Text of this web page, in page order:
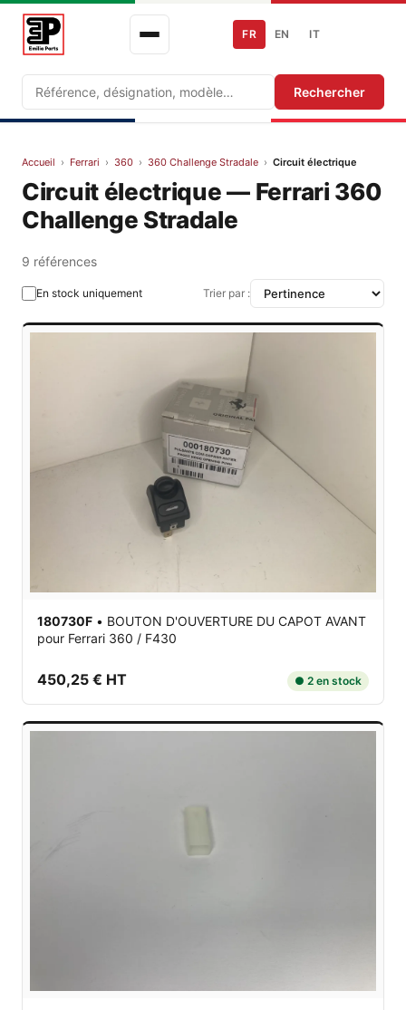
Recherche Rechercher
FR EN IT
Accueil › Ferrari › 360 › 360 Challenge Stradale › Circuit électrique
Circuit électrique — Ferrari 360
Challenge Stradale
9 références
En stock uniquement Trier par :
180730F • BOUTON D'OUVERTURE DU CAPOT AVANT
pour Ferrari 360 / F430
450,25 € HT ● 2 en stock